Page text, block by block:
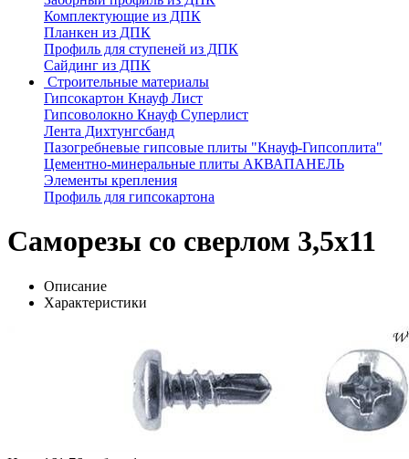
Комплектующие из ДПК
Планкен из ДПК
Профиль для ступеней из ДПК
Сайдинг из ДПК
Строительные материалы
Гипсокартон Кнауф Лист
Гипсоволокно Кнауф Суперлист
Лента Дихтунгсбанд
Пазогребневые гипсовые плиты "Кнауф-Гипсоплита"
Цементно-минеральные плиты АКВАПАНЕЛЬ
Элементы крепления
Профиль для гипсокартона
Саморезы со сверлом 3,5х11
Описание
Характеристики